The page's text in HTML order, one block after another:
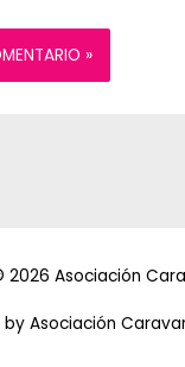
Asociación
Asociación